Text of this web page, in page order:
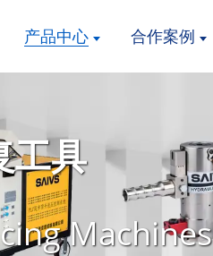
产品中心 合作案例
工具
Machines